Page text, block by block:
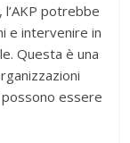
potrebbe
e intervenire in
Questa è una
essere